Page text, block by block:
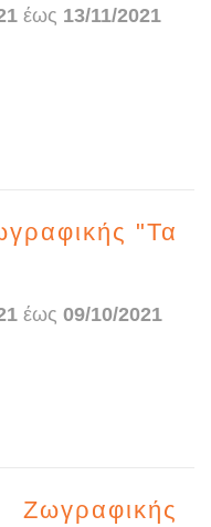
έως 13/11/2021
"Τα
έως 09/10/2021